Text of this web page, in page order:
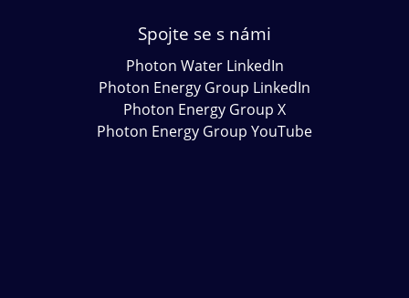
Spojte se s námi
Photon Water LinkedIn
Photon Energy Group LinkedIn
Photon Energy Group X
Photon Energy Group YouTube